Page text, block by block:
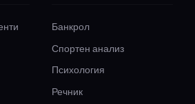
Банкрол
Спортен анализ
Психология
Речник